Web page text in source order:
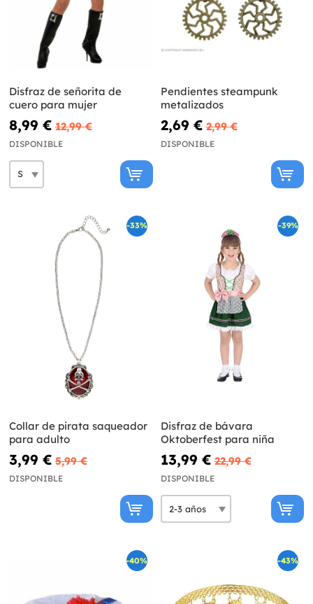
Disfraz de señorita de
cuero para mujer
8,99 € 12,99 €
DISPONIBLE
Pendientes steampunk
metalizados
2,69 € 2,99 €
DISPONIBLE
-33%
Collar de pirata saqueador
para adulto
3,99 € 5,99 €
DISPONIBLE
-39%
Disfraz de bávara
Oktoberfest para niña
13,99 € 22,99 €
DISPONIBLE
-40% -43%